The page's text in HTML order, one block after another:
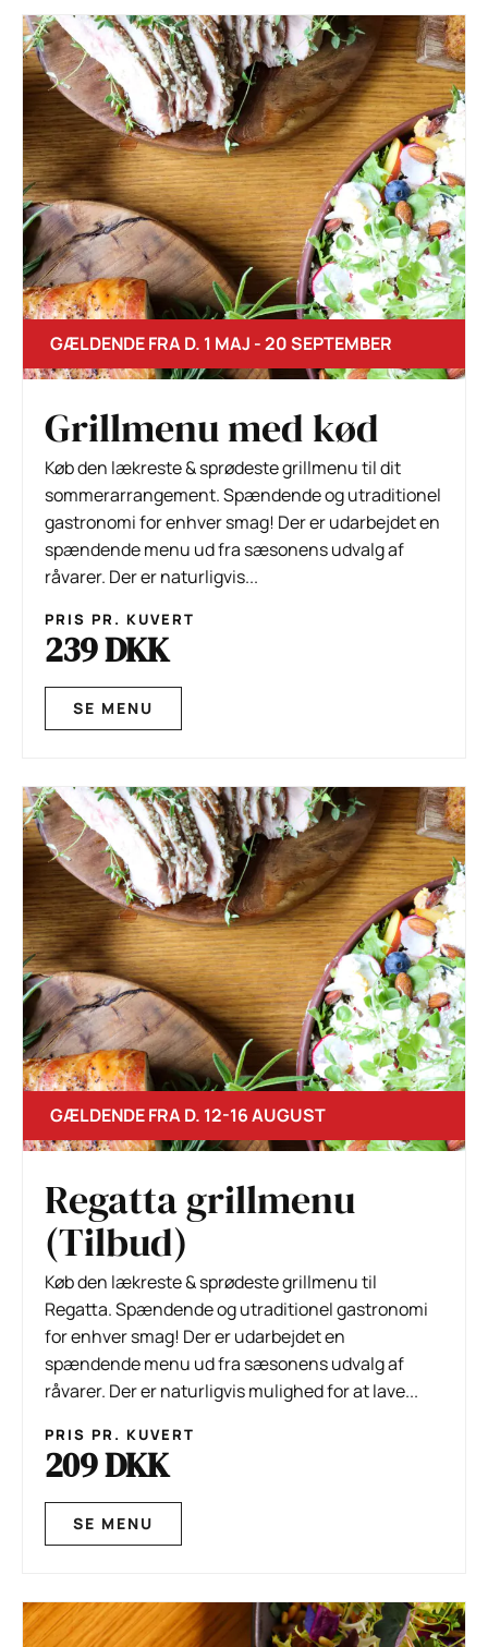
GÆLDENDE FRA D. 1 MAJ - 20 SEPTEMBER
Grillmenu med kød
Køb den lækreste & sprødeste grillmenu til dit
sommerarrangement. Spændende og utraditionel
gastronomi for enhver smag! Der er udarbejdet en
spændende menu ud fra sæsonens udvalg af
råvarer. Der er naturligvis...
PRIS PR. KUVERT
239 DKK
SE MENU
GÆLDENDE FRA D. 12-16 AUGUST
Regatta grillmenu
(Tilbud)
Køb den lækreste & sprødeste grillmenu til
Regatta. Spændende og utraditionel gastronomi
for enhver smag! Der er udarbejdet en
spændende menu ud fra sæsonens udvalg af
råvarer. Der er naturligvis mulighed for at lave...
PRIS PR. KUVERT
209 DKK
SE MENU